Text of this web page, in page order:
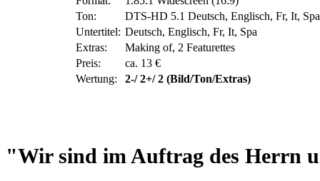
Ton:
DTS-HD 5.1 Deutsch, Englisch, Fr, It, Spa
Untertitel: Deutsch, Englisch, Fr, It, Spa
Extras:
Making of, 2 Featurettes
Preis:
ca. 13 €
Wertung:
2-/ 2+/ 2 (Bild/Ton/Extras)
"Wir sind im Auftrag des Herrn